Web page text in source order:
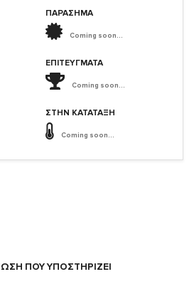
ΠΑΡΑΣΗΜΑ
Coming soon...
ΕΠΙΤΕΎΓΜΑΤΑ
Coming soon...
ΣΤΗΝ ΚΑΤΆΤΑΞΗ
Coming soon...
ΠΟΥ ΥΠΟΣΤΗΡΙΖΕΙ